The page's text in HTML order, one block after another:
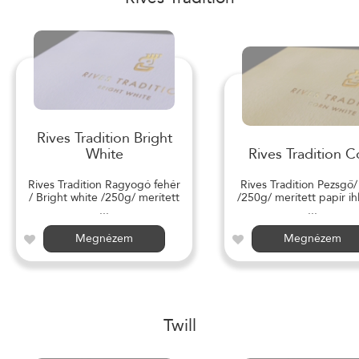
Rives Tradition Bright
White
Rives Tradition Ragyogó fehér
/ Bright white /250g/ merített
...
Megnézem
Rives Tradition
Rives Tradition
/250g/ merített papír
...
Megnézem
Twill